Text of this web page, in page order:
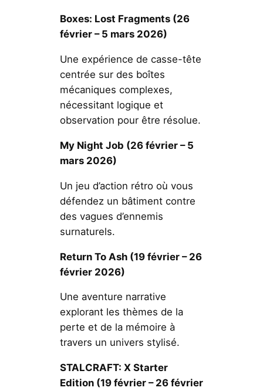
Boxes: Lost Fragments(26
février – 5 mars 2026)
Une expérience de casse-tête
centrée sur des boîtes
mécaniques complexes,
nécessitant logique et
observation pour être résolue.
My Night Job (26 février – 5
mars 2026)
Un jeu d’action rétro où vous
défendez un bâtiment contre
des vagues d’ennemis
surnaturels.
Return To Ash(19 février – 26
février 2026)
Une aventure narrative
explorant les thèmes de la
perte et de la mémoire à
travers un univers stylisé.
STALCRAFT: X Starter
Edition(19 février – 26 février